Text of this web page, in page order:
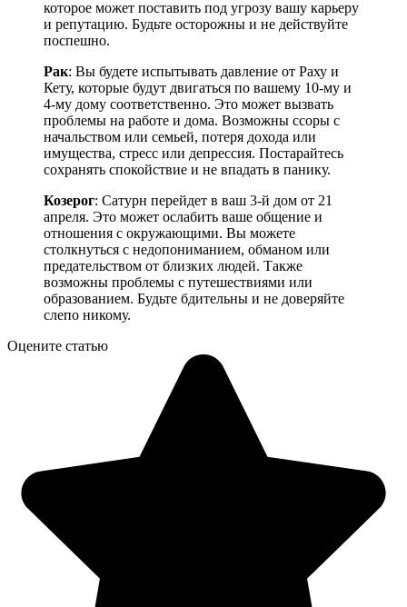
которое может поставить под угрозу вашу карьеру
и репутацию. Будьте осторожны и не действуйте
поспешно.
Рак: Вы будете испытывать давление от Раху и
Кету, которые будут двигаться по вашему 10-му и
4-му дому соответственно. Это может вызвать
проблемы на работе и дома. Возможны ссоры с
начальством или семьей, потеря дохода или
имущества, стресс или депрессия. Постарайтесь
сохранять спокойствие и не впадать в панику.
Козерог: Сатурн перейдет в ваш 3-й дом от 21
апреля. Это может ослабить ваше общение и
отношения с окружающими. Вы можете
столкнуться с недопониманием, обманом или
предательством от близких людей. Также
возможны проблемы с путешествиями или
образованием. Будьте бдительны и не доверяйте
слепо никому.
Оцените статью